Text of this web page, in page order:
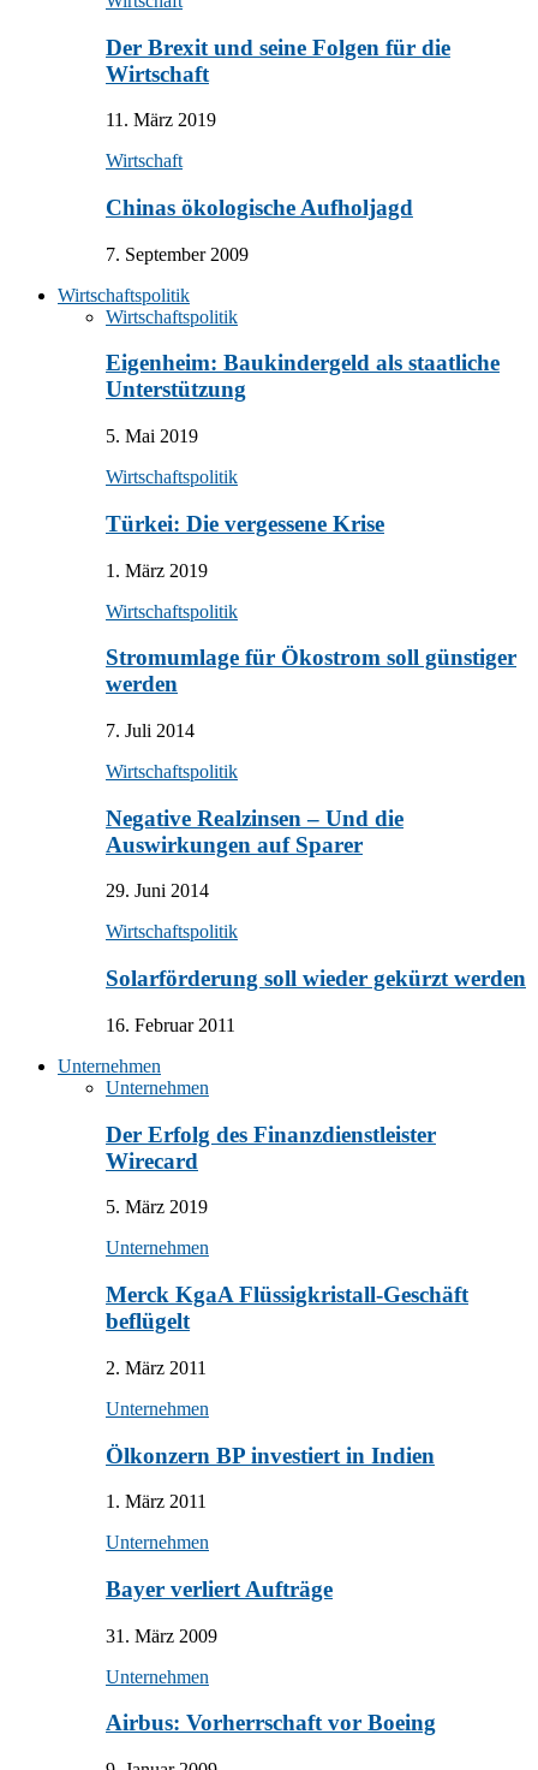
Der Brexit und seine Folgen für die
Wirtschaft
11. März 2019
Wirtschaft
Chinas ökologische Aufholjagd
7. September 2009
Wirtschaftspolitik
Wirtschaftspolitik
Eigenheim: Baukindergeld als staatliche
Unterstützung
5. Mai 2019
Wirtschaftspolitik
Türkei: Die vergessene Krise
1. März 2019
Wirtschaftspolitik
Stromumlage für Ökostrom soll günstiger
werden
7. Juli 2014
Wirtschaftspolitik
Negative Realzinsen – Und die
Auswirkungen auf Sparer
29. Juni 2014
Wirtschaftspolitik
Solarförderung soll wieder gekürzt werden
16. Februar 2011
Unternehmen
Unternehmen
Der Erfolg des Finanzdienstleister
Wirecard
5. März 2019
Unternehmen
Merck KgaA Flüssigkristall-Geschäft
beflügelt
2. März 2011
Unternehmen
Ölkonzern BP investiert in Indien
1. März 2011
Unternehmen
Bayer verliert Aufträge
31. März 2009
Unternehmen
Airbus: Vorherrschaft vor Boeing